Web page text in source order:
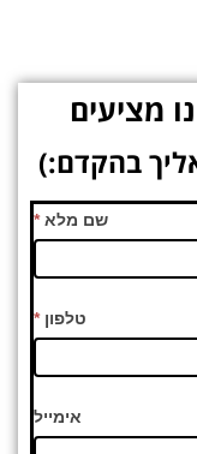
מציעים
בהקדם:)
שם מלא*
טלפון*
אימייל